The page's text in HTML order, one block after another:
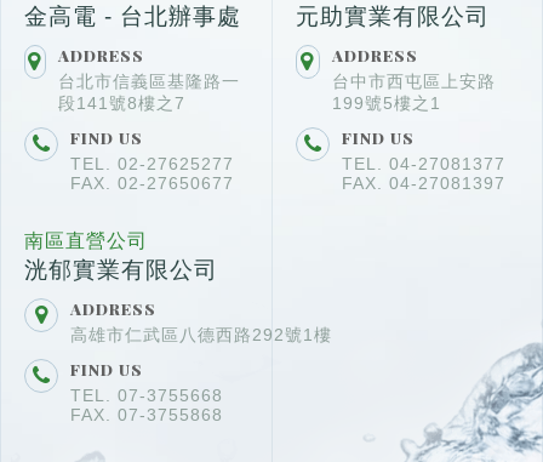
金高電 - 台北辦事處
ADDRESS
台北市信義區基隆路一
段141號8樓之7
FIND US
TEL. 02-27625277
FAX. 02-27650677
元助實業有限公司
ADDRESS
台中市西屯區上安路
199號5樓之1
FIND US
TEL. 04-27081377
FAX. 04-27081397
南區直營公司
洸郁實業有限公司
ADDRESS
高雄市仁武區八德西路292號1樓
FIND US
TEL. 07-3755668
FAX. 07-3755868